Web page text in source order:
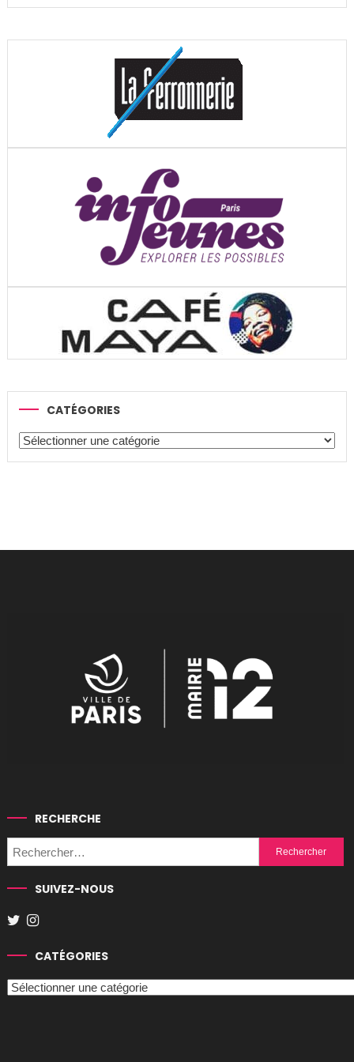
CATÉGORIES
Catégories
RECHERCHE
Rechercher :
SUIVEZ-NOUS
CATÉGORIES
Catégories